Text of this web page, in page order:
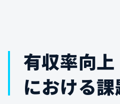
有収率向
における